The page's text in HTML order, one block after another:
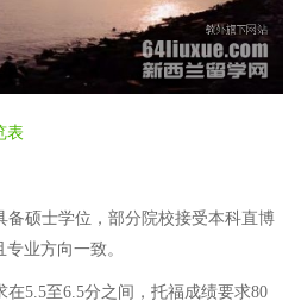
表
备硕士学位，部分院校接受本科直博
业方向一致。
5.5至6.5分之间，托福成绩要求80